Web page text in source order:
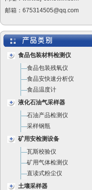
邮箱：675314505@qq.com
食品包装材料检测仪
食品包装残氧仪
食品安快速分析仪
食品温度计
液化石油气采样器
石油产品检测仪
采样钢瓶
矿用安检测设备
瓦斯校验仪
矿用气体检测仪
直读式粉尘仪
土壤采样器